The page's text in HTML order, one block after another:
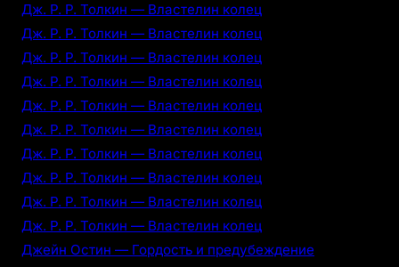
Дж. Р. Р. Толкин — Властелин колец
Дж. Р. Р. Толкин — Властелин колец
Дж. Р. Р. Толкин — Властелин колец
Дж. Р. Р. Толкин — Властелин колец
Дж. Р. Р. Толкин — Властелин колец
Дж. Р. Р. Толкин — Властелин колец
Дж. Р. Р. Толкин — Властелин колец
Дж. Р. Р. Толкин — Властелин колец
Дж. Р. Р. Толкин — Властелин колец
Дж. Р. Р. Толкин — Властелин колец
Джейн Остин — Гордость и предубеждение